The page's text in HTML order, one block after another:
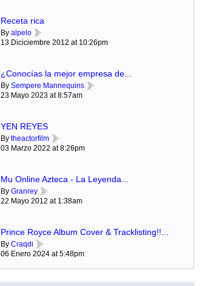
Receta rica
By alpelo
13 Diciciembre 2012 at 10:26pm
¿Conocías la mejor empresa de...
By Sempere Mannequins
23 Mayo 2023 at 8:57am
YEN REYES
By theactorfilm
03 Marzo 2022 at 8:26pm
Mu Online Azteca - La Leyenda...
By Granrey
22 Mayo 2012 at 1:38am
Prince Royce Album Cover & Tracklisting!!...
By Craqdi
06 Enero 2024 at 5:48pm